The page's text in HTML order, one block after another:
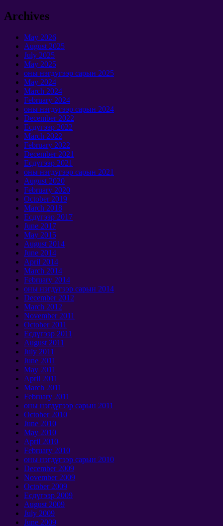
Archives
May 2026
August 2025
July 2025
May 2025
оны нэгдүгээр сарын 2025
May 2024
March 2024
February 2024
оны нэгдүгээр сарын 2024
December2022
Есдүгээр 2022
March 2022
February 2022
December2021
Есдүгээр 2021
оны нэгдүгээр сарын 2021
August 2020
February 2020
October2019
March 2018
Есдүгээр 2017
June 2017
May 2015
August 2014
June 2014
April 2014
March 2014
February 2014
оны нэгдүгээр сарын 2014
December2012
March 2012
November2011
October2011
Есдүгээр 2011
August 2011
July 2011
June 2011
May 2011
April 2011
March 2011
February 2011
оны нэгдүгээр сарын 2011
October2010
June 2010
May 2010
April 2010
February 2010
оны нэгдүгээр сарын 2010
December2009
November2009
October2009
Есдүгээр 2009
August 2009
July 2009
June 2009